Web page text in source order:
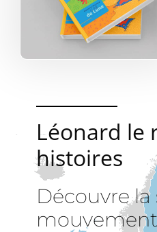
Léonard le
histoires
Découvre la
mouvement